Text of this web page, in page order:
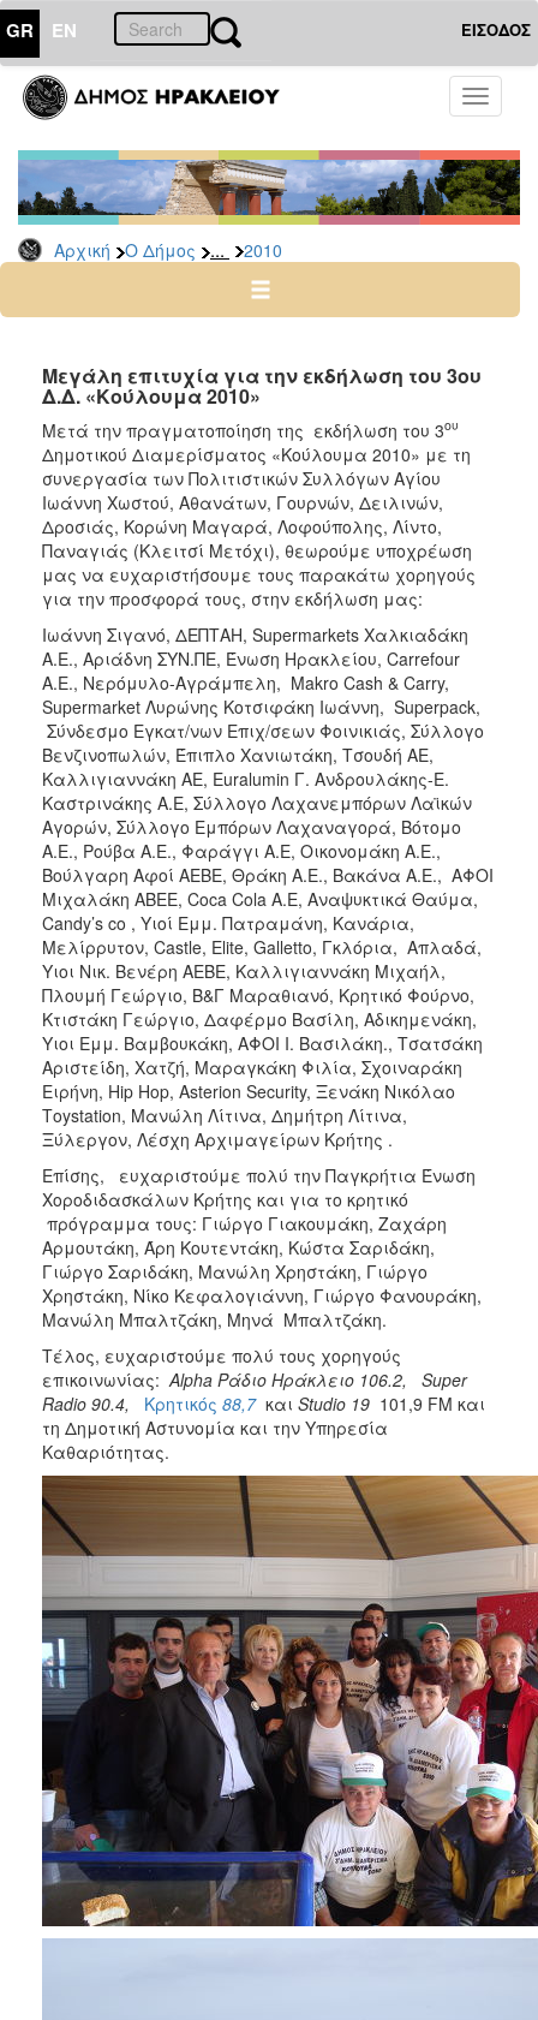
GR EN ΕΙΣΟΔΟΣ
Toggle
Αρχική Ο Δήμος ... 2010
ΔΗΜΟΣ
Δελτία
Τύπου
Αρχείο
2026
2024
2022
2021
2020
2019
2018
2017
2016
2015
2013
2012
2011
2010
2006
ΤΟΠΟΣ
ΠΟΛΙΤΙΣΜΟΣ
ΑΝΘΕΚΤΙΚΗ
ΠΟΛΗ
Μεγάλη επιτυχία για την εκδήλωση του 3ου
Δ.Δ. «Κούλουμα 2010»
Μετά την πραγματοποίηση της εκδήλωση του 3ου
Δημοτικού Διαμερίσματος «Κούλουμα 2010» με τη
συνεργασία των Πολιτιστικών Συλλόγων Αγίου
Ιωάννη Χωστού, Αθανάτων, Γουρνών, Δειλινών,
Δροσιάς, Κορώνη Μαγαρά, Λοφούπολης, Λίντο,
Παναγιάς (Κλειτσί Μετόχι), θεωρούμε υποχρέωση
μας να ευχαριστήσουμε τους παρακάτω χορηγούς
για την προσφορά τους, στην εκδήλωση μας:
Ιωάννη Σιγανό, ΔΕΠΤΑΗ, Supermarkets Χαλκιαδάκη
Α.Ε., Αριάδνη ΣΥΝ.ΠΕ, Ένωση Ηρακλείου, Carrefour
A.E., Νερόμυλο-Αγράμπελη, Makro Cash & Carry,
Supermarket Λυρώνης Κοτσιφάκη Ιωάννη, Superpack,
Σύνδεσμο Εγκατ/νων Επιχ/σεων Φοινικιάς, Σύλλογο
Βενζινοπωλών, Έπιπλο Χανιωτάκη, Τσουδή ΑΕ,
Καλλιγιαννάκη ΑΕ, Euralumin Γ. Ανδρουλάκης-Ε.
Καστρινάκης Α.Ε, Σύλλογο Λαχανεμπόρων Λαϊκών
Αγορών, Σύλλογο Εμπόρων Λαχαναγορά, Βότομο
Α.Ε., Ρούβα Α.Ε., Φαράγγι Α.Ε, Οικονομάκη Α.Ε.,
Βούλγαρη Αφοί ΑΕΒΕ, Θράκη Α.Ε., Βακάνα Α.Ε., ΑΦΟΙ
Μιχαλάκη ΑΒΕΕ, Coca Cola Α.Ε, Αναψυκτικά Θαύμα,
Candy’s co , Υιοί Εμμ. Πατραμάνη, Κανάρια,
Μελίρρυτον, Castle, Elite, Galletto, Γκλόρια, Απλαδά,
Υιοι Νικ. Βενέρη ΑΕΒΕ, Καλλιγιαννάκη Μιχαήλ,
Πλουμή Γεώργιο, Β&Γ Μαραθιανό, Κρητικό Φούρνο,
Κτιστάκη Γεώργιο, Δαφέρμο Βασίλη, Αδικημενάκη,
Υιοι Εμμ. Βαμβουκάκη, ΑΦΟΙ Ι. Βασιλάκη., Τσατσάκη
Αριστείδη, Χατζή, Μαραγκάκη Φιλία, Σχοιναράκη
Ειρήνη, Hip Hop, Αsterion Security, Ξενάκη Νικόλαο
Τoystation, Μανώλη Λίτινα, Δημήτρη Λίτινα,
Ξύλεργον, Λέσχη Αρχιμαγείρων Κρήτης .
Επίσης, ευχαριστούμε πολύ την Παγκρήτια Ένωση
Χοροδιδασκάλων Κρήτης και για το κρητικό
πρόγραμμα τους: Γιώργο Γιακουμάκη, Ζαχάρη
Αρμουτάκη, Άρη Κουτεντάκη, Κώστα Σαριδάκη,
Γιώργο Σαριδάκη, Μανώλη Χρηστάκη, Γιώργο
Χρηστάκη, Νίκο Κεφαλογιάννη, Γιώργο Φανουράκη,
Μανώλη Μπαλτζάκη, Μηνά Μπαλτζάκη.
Τέλος, ευχαριστούμε πολύ τους χορηγούς
επικοινωνίας: Alpha Ράδιο Ηράκλειο 106.2,
Super
Radio 90.4,
Κρητικός 88,7 και Studio 19 101,9 FM και
τη Δημοτική Αστυνομία και την Υπηρεσία
Καθαριότητας.